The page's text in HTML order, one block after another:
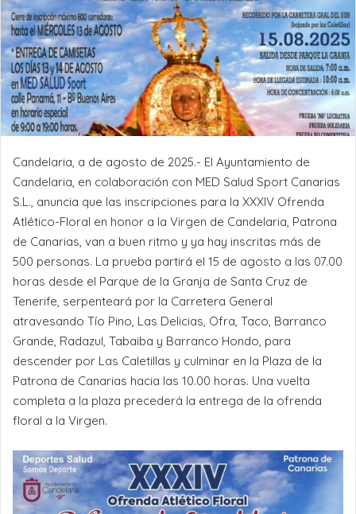
Candelaria, a de agosto de 2025.- El Ayuntamiento de
Candelaria, en colaboración con MED Salud Sport Canarias
S.L., anuncia que las inscripciones para la XXXIV Ofrenda
Atlético-Floral en honor a la Virgen de Candelaria, Patrona
de Canarias, van a buen ritmo y ya hay inscritas más de
500 personas. La prueba partirá el 15 de agosto a las 07.00
horas desde el Parque de la Granja de Santa Cruz de
Tenerife, serpenteará por la Carretera General
atravesando Tío Pino, Las Delicias, Ofra, Taco, Barranco
Grande, Radazul, Tabaiba y Barranco Hondo, para
descender por Las Caletillas y culminar en la Plaza de la
Patrona de Canarias hacia las 10.00 horas. Una vuelta
completa a la plaza precederá la entrega de la ofrenda
floral a la Virgen.